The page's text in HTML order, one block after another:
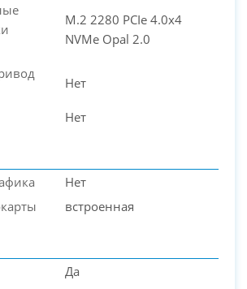
M.2 2280 PCIe 4.0x4
NVMe Opal 2.0
Нет
Нет
Нет
встроенная
Да